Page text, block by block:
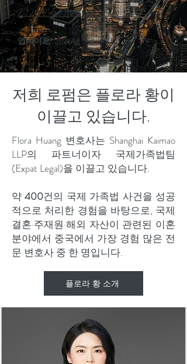
2026 Executive Summary 보기→
업데이트:2026년 5월 14일
저희 로펌은 플로라 황이
이끌고 있습니다.
Flora Huang 변호사는 Shanghai Kaimao
LLP의 파트너이자 국제가족법팀
(Expat Legal)을 이끌고 있습니다.
약400건의 국제 가족법 사건을 성공
적으로 처리한 경험을 바탕으로, 국제
결혼·주재원·해외 자산이 관련된 이혼
분야에서 중국에서 가장 경험 많은 전
문 변호사 중 한 명입니다.
플로라 황 소개